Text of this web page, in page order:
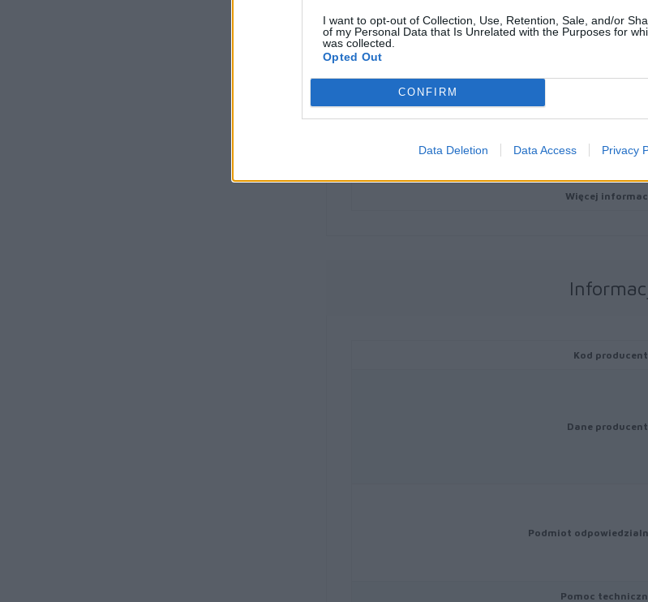
I want to opt-out of Collection, Use, Retention, Sale, and/or
of my Personal Data that Is Unrelated with the Purposes for
was collected.
Opted Out
CONFIRM
Data Deletion Data Access Privacy
Więcej
Kod
Dane
Podmiot
Pomoc